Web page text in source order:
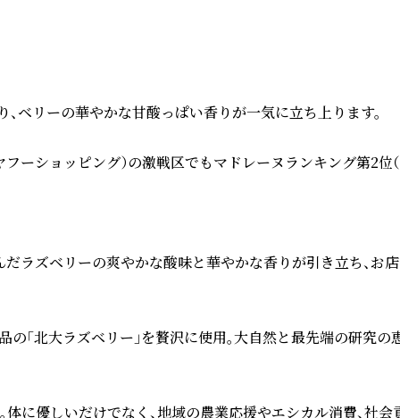
、ベリーの華やかな甘酸っぱい香りが一気に立ち上ります。
ョッピング）の激戦区でもマドレーヌランキング第2
ズベリーの爽やかな酸味と華やかな香りが引き立ち、お
「北大ラズベリー」を贅沢に使用。大自然と最先端の研究
に優しいだけでなく、地域の農業応援やエシカル消費、社